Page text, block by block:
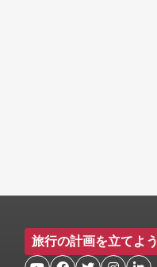
旅行の計画を立てよう